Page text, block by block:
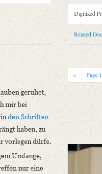
König
- Staats- und
Wilhelm Schlegel.
erlauben geruhet, daß ich einige
geruhet,
mir bei
den Schriften
haben, zu
vorlegen dürfe.
Umfange,
nur eine
Digitized
Related
« Page 1